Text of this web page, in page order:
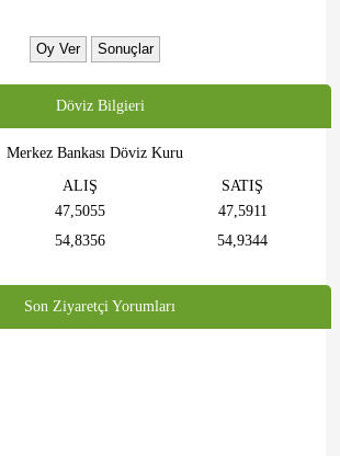
Döviz Bilgieri
Merkez Bankası Döviz Kuru
ALIŞ
SATIŞ
47,5055
47,5911
54,8356 54,9344
Son Ziyaretçi Yorumları